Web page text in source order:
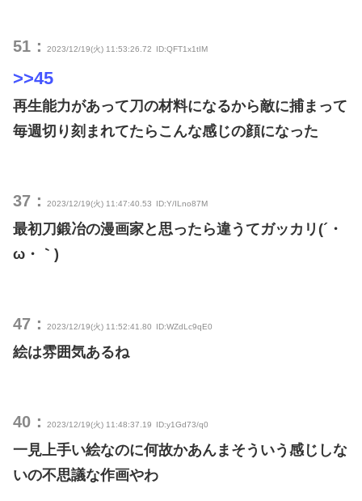
51： 2023/12/19(火) 11:53:26.72 ID:QFT1x1tIM
>>45
再生能力があって刀の材料になるから敵に捕まって
毎週切り刻まれてたらこんな感じの顔になった
37： 2023/12/19(火) 11:47:40.53 ID:Y/ILno87M
最初刀鍛冶の漫画家と思ったら違うてガッカリ(´・
ω・｀)
47： 2023/12/19(火) 11:52:41.80 ID:WZdLc9qE0
絵は雰囲気あるね
40： 2023/12/19(火) 11:48:37.19 ID:y1Gd73/q0
一見上手い絵なのに何故かあんまそういう感じしな
いの不思議な作画やわ